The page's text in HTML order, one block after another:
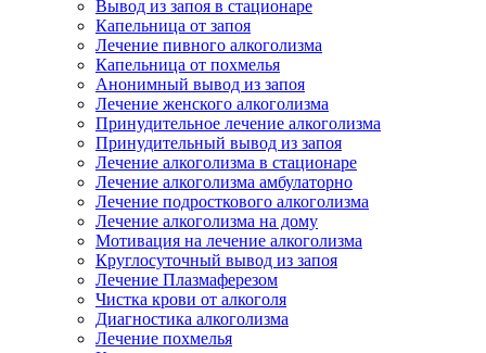
Вывод из запоя в стационаре
Капельница от запоя
Лечение пивного алкоголизма
Капельница от похмелья
Анонимный вывод из запоя
Лечение женского алкоголизма
Принудительное лечение алкоголизма
Принудительный вывод из запоя
Лечение алкоголизма в стационаре
Лечение алкоголизма амбулаторно
Лечение подросткового алкоголизма
Лечение алкоголизма на дому
Мотивация на лечение алкоголизма
Круглосуточный вывод из запоя
Лечение Плазмаферезом
Чистка крови от алкоголя
Диагностика алкоголизма
Лечение похмелья